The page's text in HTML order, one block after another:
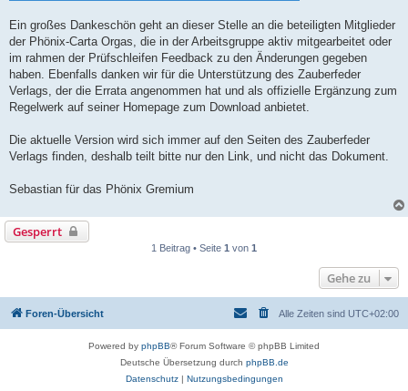
Ein großes Dankeschön geht an dieser Stelle an die beteiligten Mitglieder
der Phönix-Carta Orgas, die in der Arbeitsgruppe aktiv mitgearbeitet oder
im rahmen der Prüfschleifen Feedback zu den Änderungen gegeben
haben. Ebenfalls danken wir für die Unterstützung des Zauberfeder
Verlags, der die Errata angenommen hat und als offizielle Ergänzung zum
Regelwerk auf seiner Homepage zum Download anbietet.
Die aktuelle Version wird sich immer auf den Seiten des Zauberfeder
Verlags finden, deshalb teilt bitte nur den Link, und nicht das Dokument.
Sebastian für das Phönix Gremium
Gesperrt
1 Beitrag • Seite 1 von 1
Gehe zu
Foren-Übersicht Alle Zeiten sind UTC+02:00
Powered by phpBB® Forum Software © phpBB Limited
Deutsche Übersetzung durch phpBB.de
Datenschutz| Nutzungsbedingungen